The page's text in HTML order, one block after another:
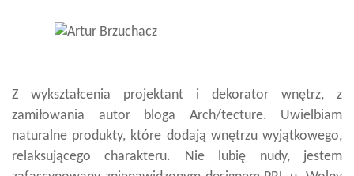
Z wykształcenia projektant i dekorator wnętrz, z
zamiłowania autor bloga Arch/tecture. Uwielbiam
naturalne produkty, które dodają wnętrzu wyjątkowego,
relaksującego charakteru. Nie lubię nudy, jestem